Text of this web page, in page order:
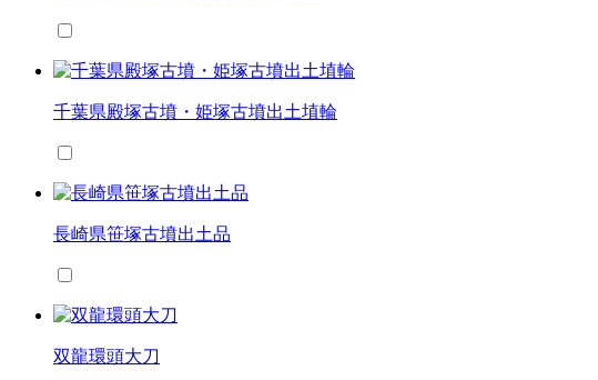
千葉県殿塚古墳・姫塚古墳出土埴輪
長崎県笹塚古墳出土品
双龍環頭大刀